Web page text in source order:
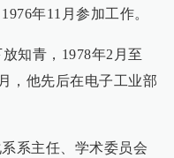
年11月参加工作。
知青，1978年2月至
，他先后在电子工业部
系主任、学术委员会